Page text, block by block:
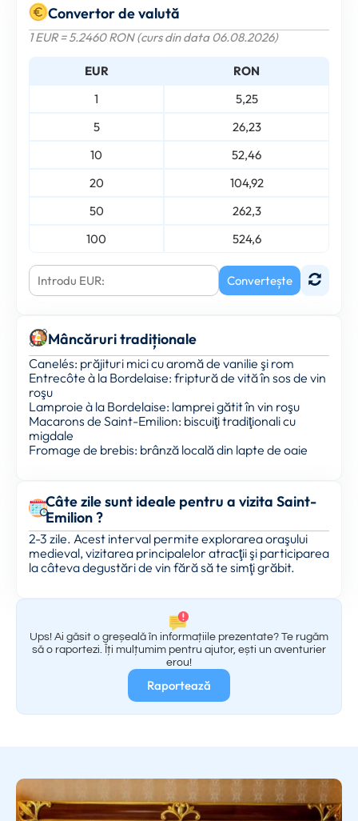
Convertor de valută
1 EUR = 5.2460 RON (curs din data 06.08.2026)
EUR
RON
1
5,25
5
26,23
10
52,46
20
104,92
50
262,3
100
524,6
Convertește
Mâncăruri tradiționale
Canelés: prăjituri mici cu aromă de vanilie şi rom
Entrecôte à la Bordelaise: friptură de vită în sos de vin
roşu
Lamproie à la Bordelaise: lamprei gătit în vin roşu
Macarons de Saint-Emilion: biscuiţi tradiţionali cu
migdale
Fromage de brebis: brânză locală din lapte de oaie
Câte zile sunt ideale pentru a vizita Saint-
Emilion ?
2-3 zile. Acest interval permite explorarea oraşului
medieval, vizitarea principalelor atracţii şi participarea
la câteva degustări de vin fără să te simţi grăbit.
Ups! Ai găsit o greșeală în informațiile prezentate? Te rugăm
să o raportezi. Îți mulțumim pentru ajutor, ești un aventurier
erou!
Raportează